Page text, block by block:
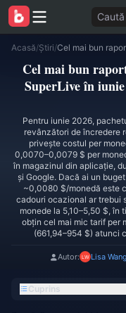
Caută
Acasă/Știri/
Cel mai bun
SuperLive în
Pentru iunie 2026,
revânzători de încredere
privește costul per
0,0070–0,0079 $ per
în magazinul din aplicație,
și Google. Dacă ai un
~0,0080 $/monedă este
cadouri ocazional ar trebui
monede la 5,10–5,50 $, în
obțin cel mai mic tarif per
(661,94–954 $) atunci
Autor: Lisa Wang
Cuprins